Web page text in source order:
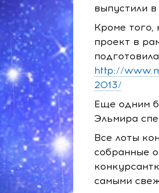
выпустили в
Кроме того,
проект в
http://
2013/
Еще одним
Эльмира
Все лоты
собранные
самыми